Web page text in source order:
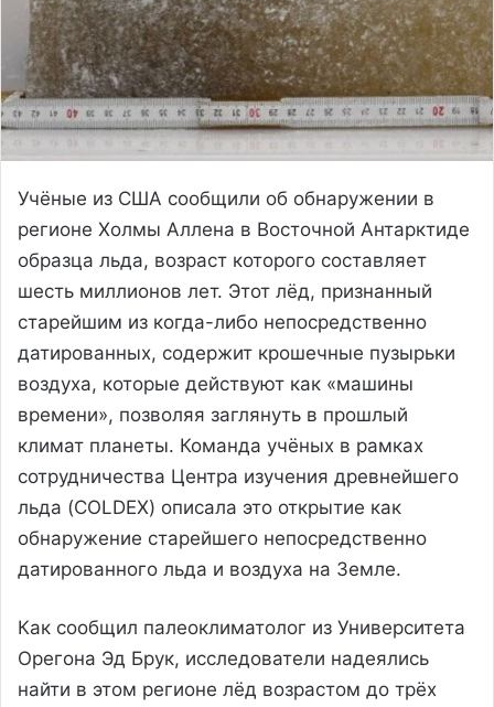
Учёные из США сообщили об обнаружении в
регионе Холмы Аллена в Восточной Антарктиде
образца льда, возраст которого составляет
шесть миллионов лет. Этот лёд, признанный
старейшим из когда-либо непосредственно
датированных, содержит крошечные пузырьки
воздуха, которые действуют как «машины
времени», позволяя заглянуть в прошлый
климат планеты. Команда учёных в рамках
сотрудничества Центра изучения древнейшего
льда (COLDEX) описала это открытие как
обнаружение старейшего непосредственно
датированного льда и воздуха на Земле.
Как сообщил палеоклиматолог из Университета
Орегона Эд Брук, исследователи надеялись
найти в этом регионе лёд возрастом до трёх